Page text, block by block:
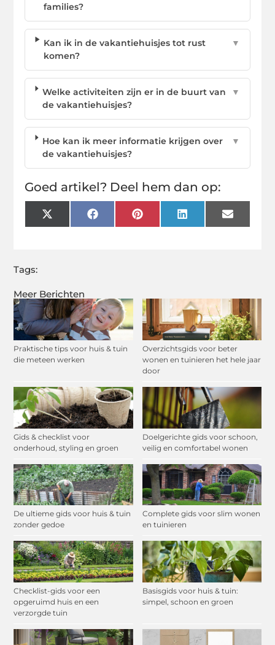
Meer Berichten
Praktische tips voor huis & tuin
die meteen werken
Overzichtsgids voor beter
wonen en tuinieren het hele jaar
door
Gids & checklist voor
onderhoud, styling en groen
Doelgerichte gids voor schoon,
veilig en comfortabel wonen
De ultieme gids voor huis & tuin
zonder gedoe
Complete gids voor slim wonen
en tuinieren
Checklist-gids voor een
opgeruimd huis en een
verzorgde tuin
Basisgids voor huis & tuin:
simpel, schoon en groen
families?
Kan ik in de vakantiehuisjes tot rust
komen?
▼
Welke activiteiten zijn er in de buurt van
de vakantiehuisjes?
▼
Hoe kan ik meer informatie krijgen over
de vakantiehuisjes?
▼
Goed artikel? Deel hem dan op:
X
(Twitter)
FacebookPinterest LinkedIn Email
Tags: